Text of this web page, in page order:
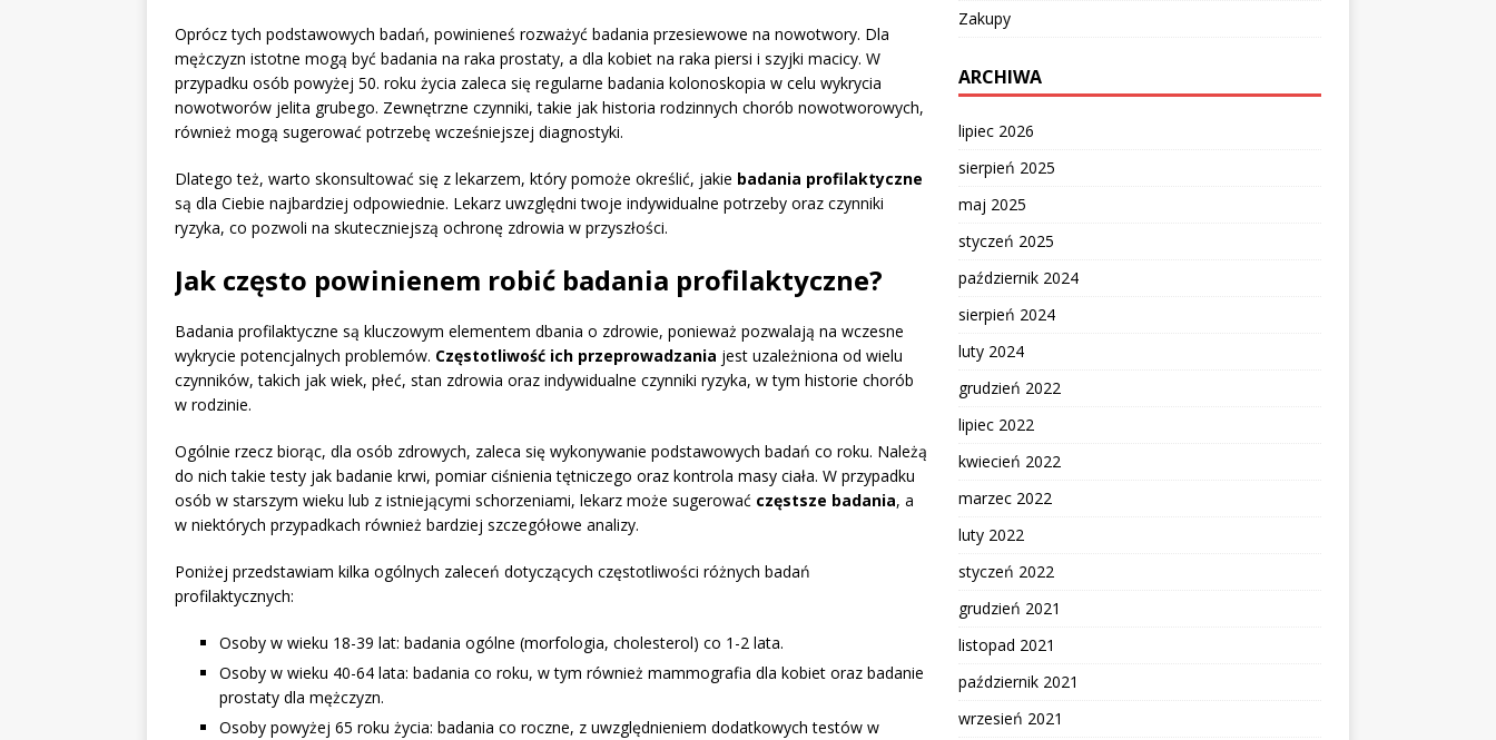
Oprócz tych podstawowych badań, powinieneś rozważyć badania przesiewowe na nowotwory. Dla
mężczyzn istotne mogą być badania na raka prostaty, a dla kobiet na raka piersi i szyjki macicy. W
przypadku osób powyżej 50. roku życia zaleca się regularne badania kolonoskopia w celu wykrycia
nowotworów jelita grubego. Zewnętrzne czynniki, takie jak historia rodzinnych chorób nowotworowych,
również mogą sugerować potrzebę wcześniejszej diagnostyki.
Dlatego też, warto skonsultować się z lekarzem, który pomoże określić, jakie badania profilaktyczne
są dla Ciebie najbardziej odpowiednie. Lekarz uwzględni twoje indywidualne potrzeby oraz czynniki
ryzyka, co pozwoli na skuteczniejszą ochronę zdrowia w przyszłości.
Jak często powinienem robić badania profilaktyczne?
Badania profilaktyczne są kluczowym elementem dbania o zdrowie, ponieważ pozwalają na wczesne
wykrycie potencjalnych problemów. Częstotliwość ich przeprowadzania jest uzależniona od wielu
czynników, takich jak wiek, płeć, stan zdrowia oraz indywidualne czynniki ryzyka, w tym historie chorób
w rodzinie.
Ogólnie rzecz biorąc, dla osób zdrowych, zaleca się wykonywanie podstawowych badań co roku. Należą
do nich takie testy jak badanie krwi, pomiar ciśnienia tętniczego oraz kontrola masy ciała. W przypadku
osób w starszym wieku lub z istniejącymi schorzeniami, lekarz może sugerować częstsze badania, a
w niektórych przypadkach również bardziej szczegółowe analizy.
Poniżej przedstawiam kilka ogólnych zaleceń dotyczących częstotliwości różnych badań
profilaktycznych:
Osoby w wieku 18-39 lat: badania ogólne (morfologia, cholesterol) co 1-2 lata.
Osoby w wieku 40-64 lata: badania co roku, w tym również mammografia dla kobiet oraz badanie
prostaty dla mężczyzn.
Osoby powyżej 65 roku życia: badania co roczne, z uwzględnieniem dodatkowych testów w
Zakupy
ARCHIWA
lipiec 2026
sierpień 2025
maj 2025
styczeń 2025
październik 2024
sierpień 2024
luty 2024
grudzień 2022
lipiec 2022
kwiecień 2022
marzec 2022
luty 2022
styczeń 2022
grudzień 2021
listopad 2021
październik 2021
wrzesień 2021